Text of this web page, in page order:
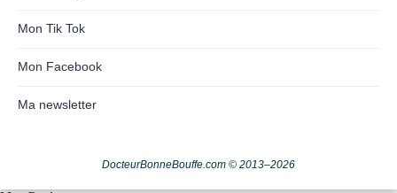
Mon Tik Tok
Mon Facebook
Ma newsletter
DocteurBonneBouffe.com © 2013–2026